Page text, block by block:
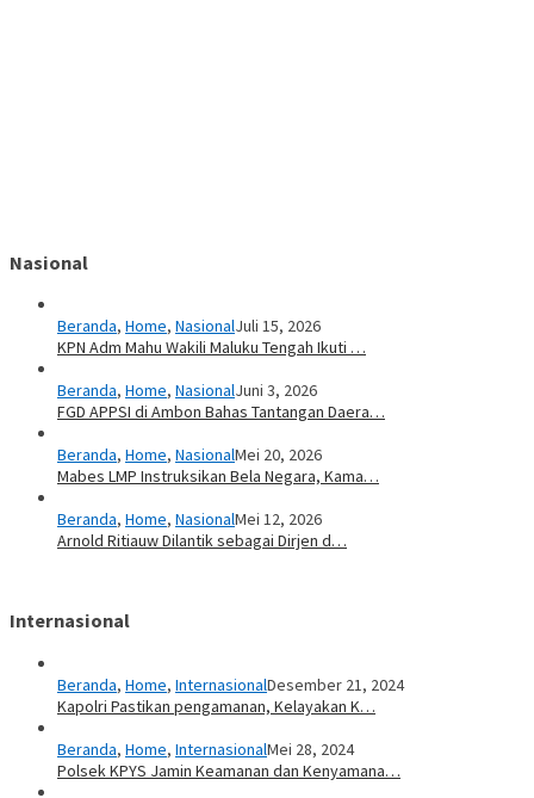
Nasional
Beranda, Home, NasionalJuli 15, 2026
KPN Adm Mahu Wakili Maluku Tengah Ikuti …
Beranda, Home, NasionalJuni 3, 2026
FGD APPSI di Ambon Bahas Tantangan Daera…
Beranda, Home, NasionalMei 20, 2026
Mabes LMP Instruksikan Bela Negara, Kama…
Beranda, Home, NasionalMei 12, 2026
Arnold Ritiauw Dilantik sebagai Dirjen d…
Internasional
Beranda, Home, InternasionalDesember 21, 2024
Kapolri Pastikan pengamanan, Kelayakan K…
Beranda, Home, InternasionalMei 28, 2024
Polsek KPYS Jamin Keamanan dan Kenyamana…